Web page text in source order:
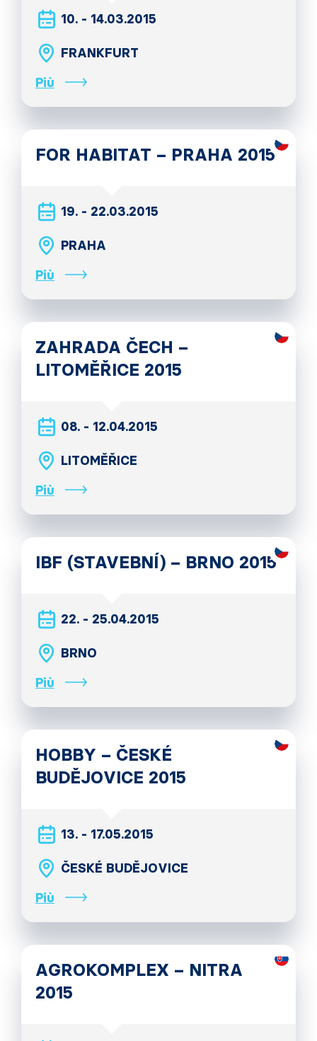
10. - 14.03.2015
FRANKFURT
Più
FOR HABITAT – PRAHA 2015
19. - 22.03.2015
PRAHA
Più
ZAHRADA ČECH –
LITOMĚŘICE 2015
08. - 12.04.2015
LITOMĚŘICE
Più
IBF (STAVEBNÍ) – BRNO 2015
22. - 25.04.2015
BRNO
Più
HOBBY – ČESKÉ
BUDĚJOVICE 2015
13. - 17.05.2015
ČESKÉ BUDĚJOVICE
Più
AGROKOMPLEX – NITRA
2015